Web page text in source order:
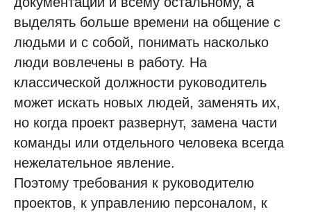
выделять больше времени на общение с
людьми и с собой, понимать насколько
люди вовлечены в работу. На
классической должности руководитель
может искать новых людей, заменять их,
но когда проект развернут, замена части
команды или отдельного человека всегда
нежелательное явление.
Поэтому требования к руководителю
проектов, к управлению персоналом, к